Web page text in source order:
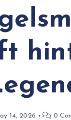
14, 2026 0